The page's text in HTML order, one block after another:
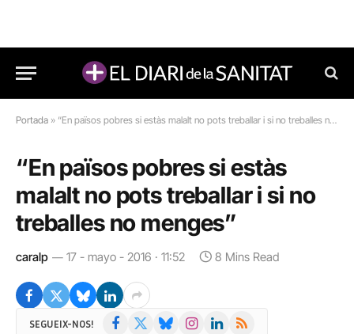
Portada » “En països pobres si estàs malalt no pots treballar i si no treballes no menges”
“En països pobres si estàs
malalt no pots treballar i si no
treballes no menges”
caralp 17 - mayo - 2016 · 11:52 8 Mins Read
SEGUEIX-NOS! Facebook BlueskyInstagramLinkedIn
RSS